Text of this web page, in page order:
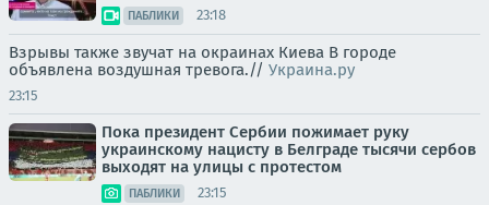
ПАБЛИКИ 23:18
Взрывы также звучат на окраинах Киева В городе
объявлена воздушная тревога.// Украина.ру
23:15
Пока президент Сербии пожимает руку
украинскому нацисту в Белграде тысячи сербов
выходят на улицы с протестом
ПАБЛИКИ 23:15